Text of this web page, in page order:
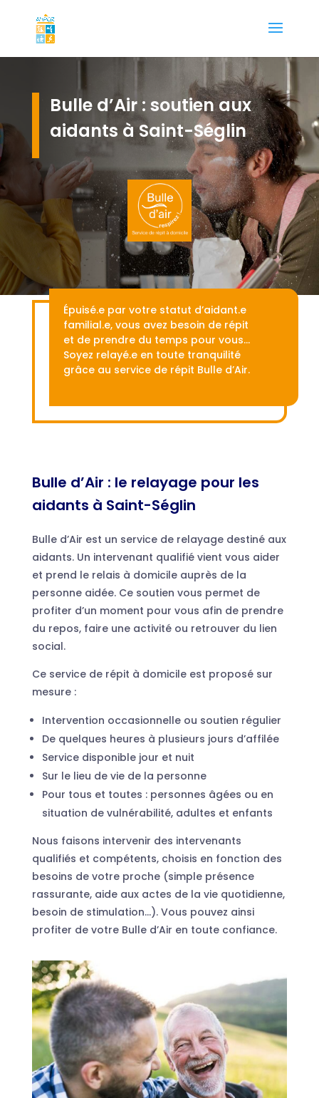
Bulle d’Air : soutien aux
aidants à Saint-Séglin
Épuisé.e par votre statut d’aidant.e
familial.e, vous avez besoin de répit
et de prendre du temps pour vous…
Soyez relayé.e en toute tranquilité
grâce au service de répit Bulle d’Air.
Bulle d’Air : le relayage pour les
aidants à Saint-Séglin
Bulle d’Air est un service de relayage destiné aux
aidants. Un intervenant qualifié vient vous aider
et prend le relais à domicile auprès de la
personne aidée. Ce soutien vous permet de
profiter d’un moment pour vous afin de prendre
du repos, faire une activité ou retrouver du lien
social.
Ce service de répit à domicile est proposé sur
mesure :
Intervention occasionnelle ou soutien régulier
De quelques heures à plusieurs jours d’affilée
Service disponible jour et nuit
Sur le lieu de vie de la personne
Pour tous et toutes : personnes âgées ou en
situation de vulnérabilité, adultes et enfants
Nous faisons intervenir des intervenants
qualifiés et compétents, choisis en fonction des
besoins de votre proche (simple présence
rassurante, aide aux actes de la vie quotidienne,
besoin de stimulation…). Vous pouvez ainsi
profiter de votre Bulle d’Air en toute confiance.